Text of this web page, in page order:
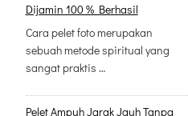
Dijamin 100 % Berhasil
Cara pelet foto merupakan
sebuah metode spiritual yang
sangat praktis …
Pelet Ampuh Jarak Jauh Tanpa